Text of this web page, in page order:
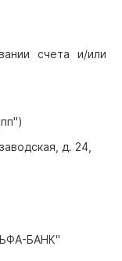
счета и/или
д. 24,
БАНК"